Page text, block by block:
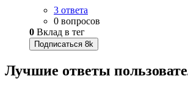
3 ответа
0 вопросов
0 Вклад в тег
Подписаться 8k
Лучшие ответы